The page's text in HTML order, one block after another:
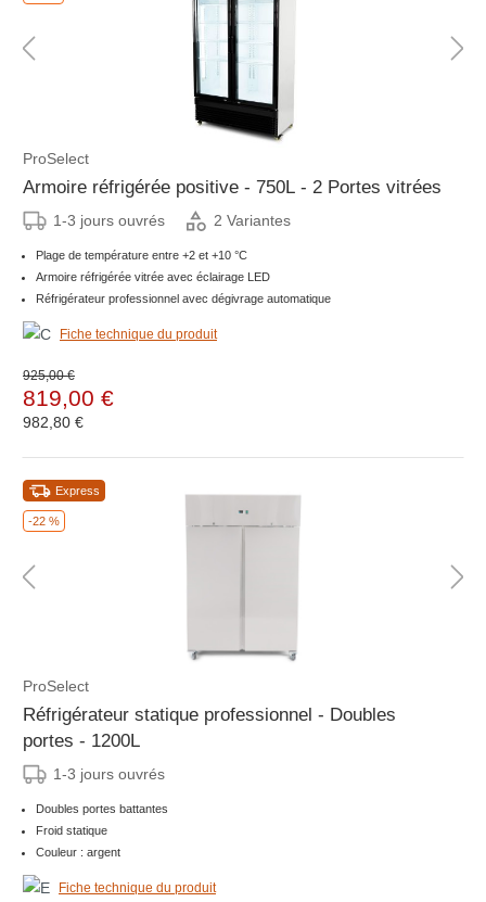
ProSelect
Armoire réfrigérée positive - 750L - 2 Portes vitrées
1-3 jours ouvrés 2 Variantes
Plage de température entre +2 et +10 °C
Armoire réfrigérée vitrée avec éclairage LED
Réfrigérateur professionnel avec dégivrage automatique
Fiche technique du produit
925,00 €
819,00 €
982,80 €
-22 %
Express
ProSelect
Réfrigérateur statique professionnel - Doubles
portes - 1200L
1-3 jours ouvrés
Doubles portes battantes
Froid statique
Couleur : argent
Fiche technique du produit